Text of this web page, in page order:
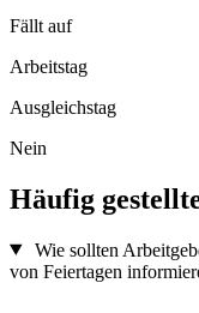
Fällt auf
Arbeitstag
Ausgleichstag
Nein
Häufig
Wie sollten
von Feiertagen